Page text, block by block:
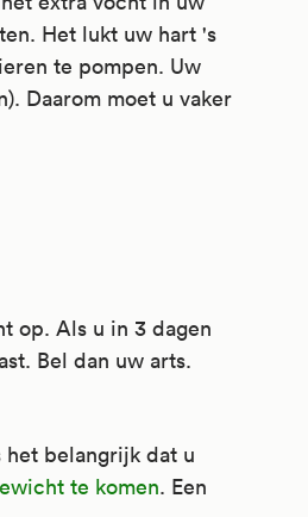
Het lukt uw hart 's
te pompen. Uw
Daarom moet u vaker
op. Als u in 3 dagen
Bel dan uw arts.
belangrijk dat u
te komen. Een